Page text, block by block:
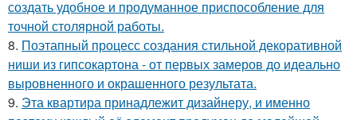
создать удобное и продуманное приспособление для
точной столярной работы.
8. Поэтапный процесс создания стильной декоративной
ниши из гипсокартона - от первых замеров до идеально
выровненного и окрашенного результата.
9. Эта квартира принадлежит дизайнеру, и именно